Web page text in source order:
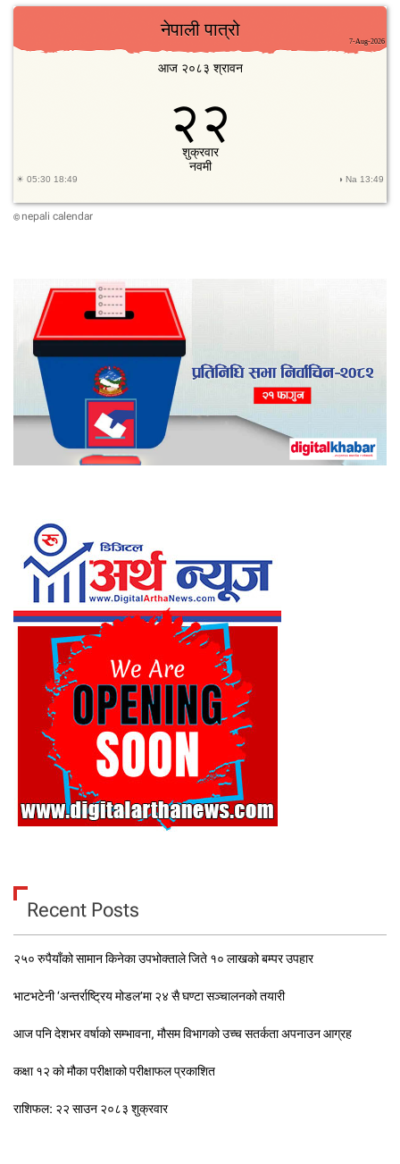
© nepali calendar
Recent Posts
२५० रुपैयाँको सामान किनेका उपभोक्ताले जिते १० लाखको बम्पर उपहार
भाटभटेनी ‘अन्तर्राष्ट्रिय मोडल’मा २४ सै घण्टा सञ्चालनको तयारी
आज पनि देशभर वर्षाको सम्भावना, मौसम विभागको उच्च सतर्कता अपनाउन आग्रह
कक्षा १२ को मौका परीक्षाको परीक्षाफल प्रकाशित
राशिफल: २२ साउन २०८३ शुक्रवार